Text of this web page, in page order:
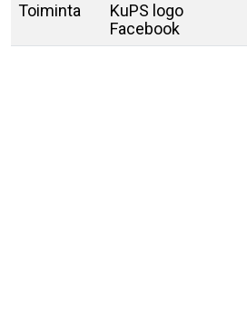
Toiminta
KuPS logo
Facebook